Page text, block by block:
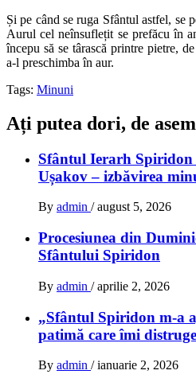
Și pe când se ruga Sfântul astfel, se
Aurul cel neînsuflețit se prefăcu în
începu să se târască printre pietre,
a-l preschimba în aur.
Tags: Minuni
Ați putea dori, de
Sfântul Ierarh Spiridon
Ușakov – izbăvirea
By admin / august 5, 2026
Procesiunea din
Sfântului Spiridon
By admin / aprilie 2, 2026
„Sfântul Spiridon m-a
patimă care îmi
By admin / ianuarie 2, 2026